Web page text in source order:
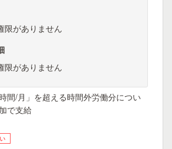
限がありません
限がありません
間/月」を超える時間外労働分につい
で支給